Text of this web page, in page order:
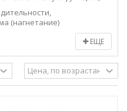
(нагнетание)
ЕЩЕ